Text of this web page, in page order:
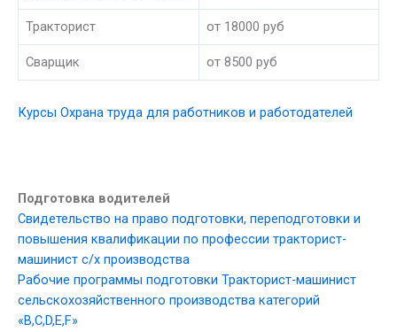
Тракторист от 18000 руб
Сварщик от 8500 руб
Курсы Охрана труда для работников и работодателей
Подготовка водителей
Свидетельство на право подготовки, переподготовки и
повышения квалификации по профессии тракторист-
машинист с/х производства
Рабочие программы подготовки Тракторист-машинист
сельскохозяйственного производства категорий
«B,C,D,E,F»